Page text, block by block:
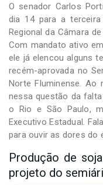
O senador Carlos
dia 14 para a
Regional da Câmara
Com mandato ativo
ele já elencou alguns
recém-aprovada no
Norte Fluminense. Ao
nessa questão da
o Rio e São Paulo,
Executivo Estadual.
para ouvir as dores do
Produção de
projeto do